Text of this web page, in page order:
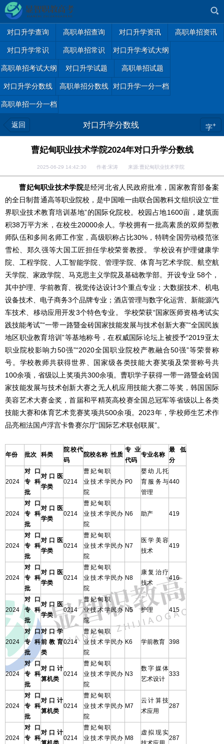
对口升学查询 高职单招查询 对口升学资讯 高职单招资讯
对口升学常识 高职单招常识 对口升学考试大纲
高职单招考试大纲 对口升学试题 高职单招试题
对口升学分数线 高职单招分数线 对口升学一分一档
高职单招一分一档
返回 对口升学分数线 字+
曹妃甸职业技术学院2024年对口升学分数线
2025-06-29 14:42:30 作者:宋涛 来源:曹妃甸职业技术学院
曹妃甸职业技术学院是经河北省人民政府批准，国家教育部备案
的全日制普通高等职业院校，是中国唯一由联合国教科文组织设立“世
界职业技术教育培训基地”的国际化院校。校园占地1600亩，建筑面
积38万平方米，在校生20000余人。学校拥有一批高素质的双师型教
师队伍和多间名师工作室，高级职称占比30%，特聘全国劳动模范张
雪松、郑久强等大国工匠担任学校荣誉教授。 学校设有护理健康学
院、工程学院、人工智能学院、管理学院、体育与艺术学院、航空航
天学院、家政学院、马克思主义学院及基础教学部。开设专业 58个，
其中护理、学前教育、视觉传达设计3个重点专业；大数据技术、机电
设备技术、电子商务3个品牌专业；酒店管理与数字化运营、新能源汽
车技术、移动应用开发3个特色专业。 学校荣获“国家医师资格考试实
践技能考试”“一带一路暨金砖国家技能发展与技术创新大赛”“全国民族
地区职业教育培训”等基地称号，在权威国际论坛上被授予“2019亚太
职业院校影响力50强”“2020全国职业院校产教融合50强”等荣誉称
号。学校教师共获得世界、国家级各类技能大赛奖项及荣誉称号共
100余项，省级以上奖项共300余项。曹职学子获得一带一路暨金砖国
家技能发展与技术创新大赛之无人机应用技能大赛二等奖，韩国国际
美容艺术大赛金奖，首届和平精英高校赛全国总冠军等省级以上各类
技能大赛和体育艺术竞赛奖项共500余项。2023年，学校师生艺术作
品亮相法国卢浮宫卡鲁赛尔厅“国际艺术联创联展”。
年份 批次 科类
院校代
码
院校名称 性质
专业
代码
专业名称
最低
分
2024
对口
专科
批
对口医
学类
0214
曹妃甸职
业技术学
院
民办 P0
婴幼儿托
育服务与
管理
440
2024
对口
专科
批
对口医
学类
0214
曹妃甸职
业技术学
院
民办 N6 助产 419
2024
对口
专科
批
对口医
学类
0214
曹妃甸职
业技术学
院
民办 N7
医学美容
技术
419
2024
对口
专科
批
对口医
学类
0214
曹妃甸职
业技术学
院
民办 N8
康复治疗
技术
416
2024
对口
专科
批
对口医
学类
0214
曹妃甸职
业技术学
院
民办 N5 护理 415
2024
对口
专科
批
对口学
前教育
类
0214
曹妃甸职
业技术学
院
民办 K6 学前教育 398
2024
对口
专科
批
对口计
算机类
0214
曹妃甸职
业技术学
院
民办 N3
数字媒体
艺术设计
333
2024
对口
专科
批
对口计
算机类
0214
曹妃甸职
业技术学
院
民办 M7
云计算技
术应用
287
2024
对口
专科
对口计
0214
曹妃甸职
业技术学 民办 M8
虚拟现实
287